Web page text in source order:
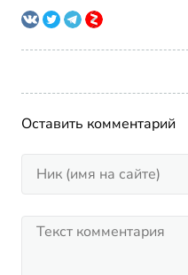
Оставить комментарий